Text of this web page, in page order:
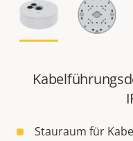
Stauraum für